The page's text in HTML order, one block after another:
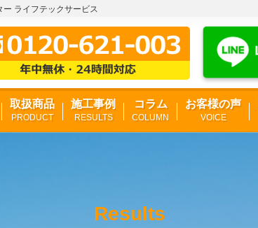
ライフテックサービス
取扱商品
PRODUCT
施工事例
RESULTS
コラム
COLUMN
お客様の声
VOICE
Results